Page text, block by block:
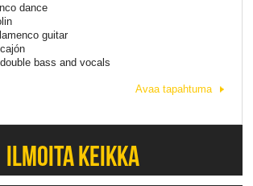
dance
guitar
bass and vocals
Avaa tapahtuma
ILMOITA KEIKKA